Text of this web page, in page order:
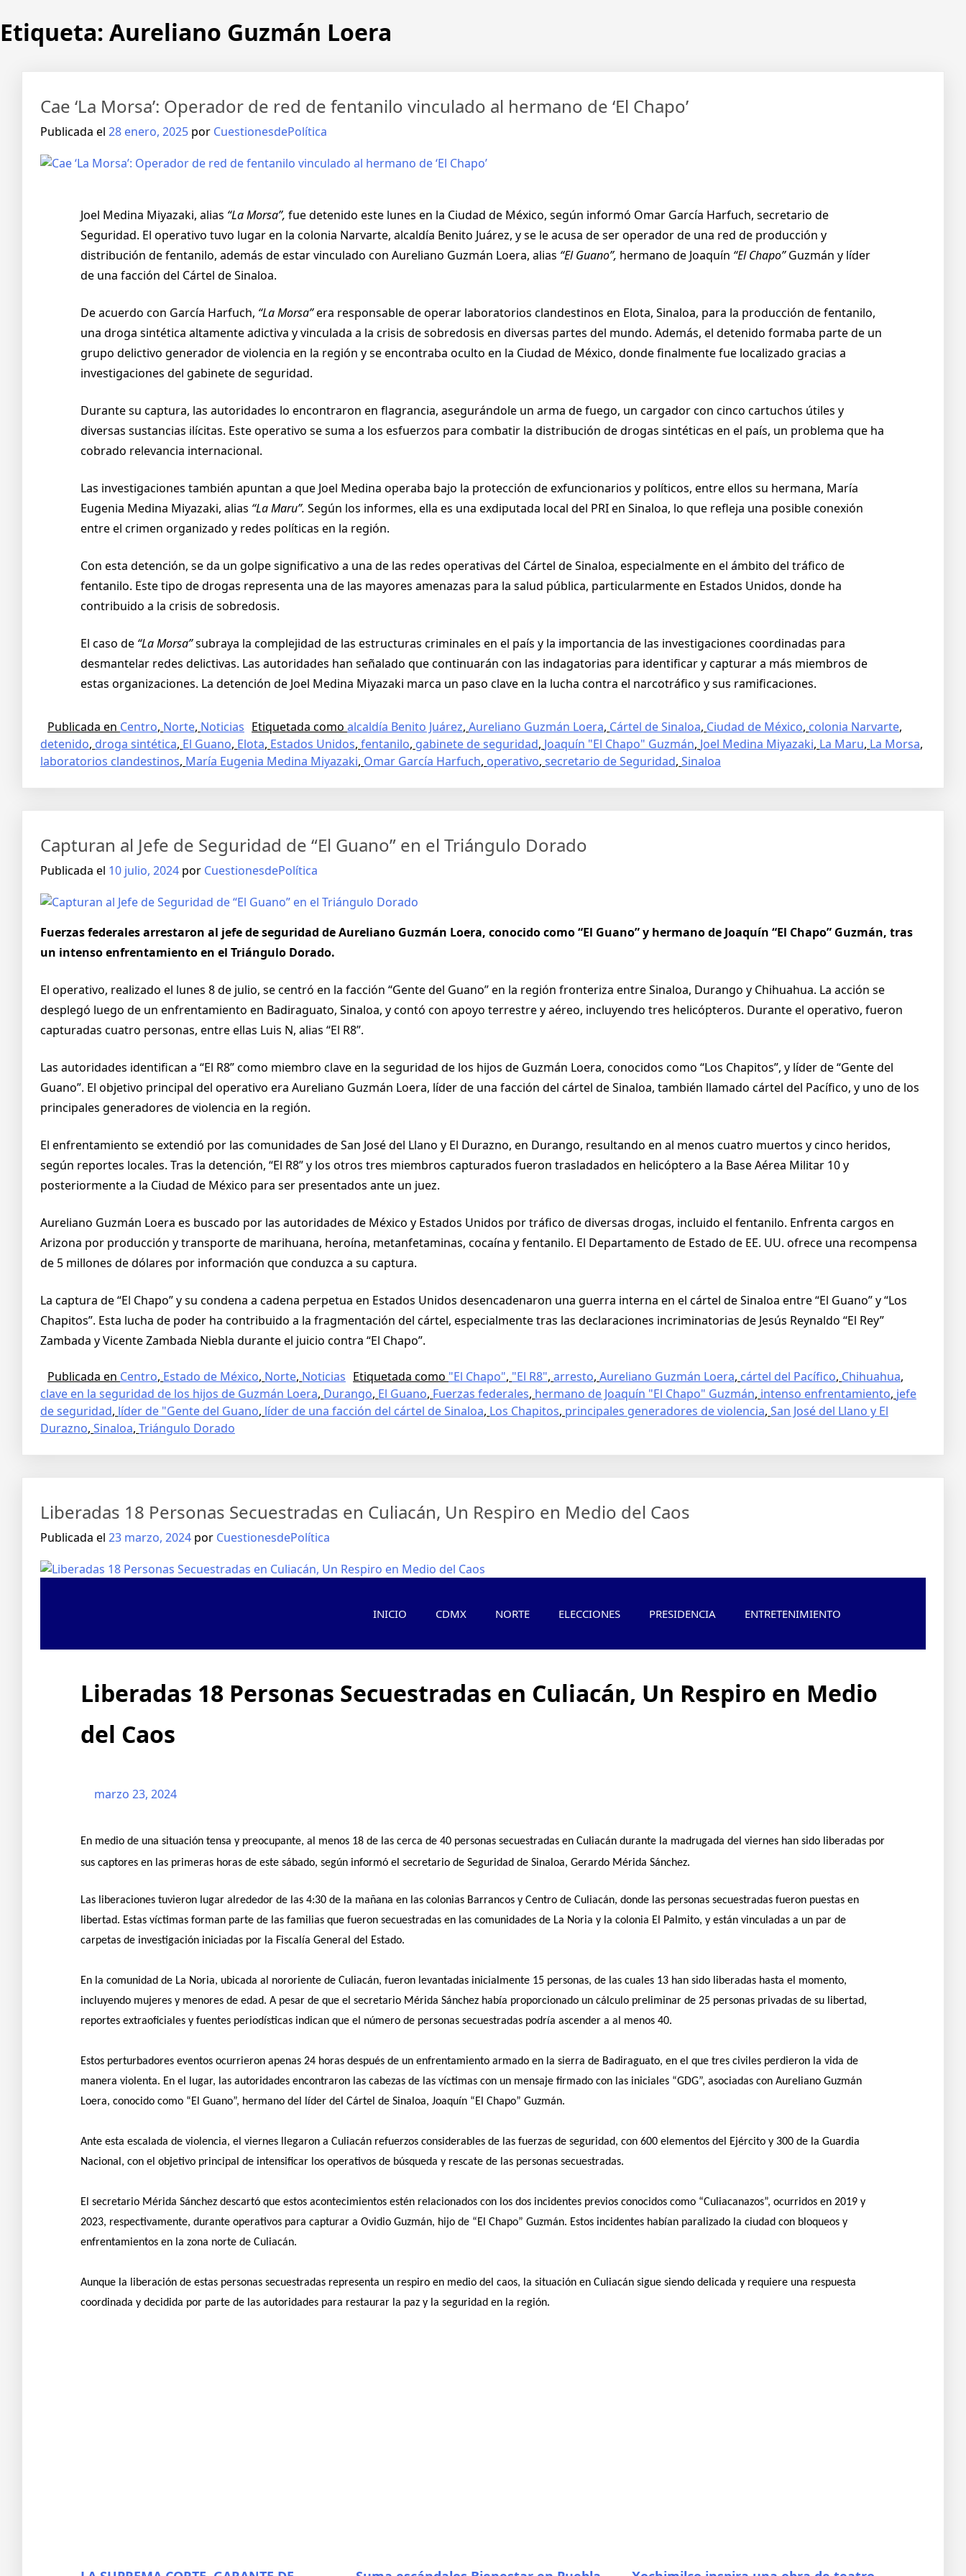
Etiqueta: Aureliano Guzmán Loera
Cae ‘La Morsa’: Operador de red de fentanilo vinculado al hermano de ‘El Chapo’
Publicada el 28 enero, 2025 por CuestionesdePolítica
Joel Medina Miyazaki, alias “La Morsa”, fue detenido este lunes en la Ciudad de México, según informó Omar García Harfuch, secretario de
Seguridad. El operativo tuvo lugar en la colonia Narvarte, alcaldía Benito Juárez, y se le acusa de ser operador de una red de producción y
distribución de fentanilo, además de estar vinculado con Aureliano Guzmán Loera, alias “El Guano”, hermano de Joaquín “El Chapo”Guzmán y líder
de una facción del Cártel de Sinaloa.
De acuerdo con García Harfuch, “La Morsa”era responsable de operar laboratorios clandestinos en Elota, Sinaloa, para la producción de fentanilo,
una droga sintética altamente adictiva y vinculada a la crisis de sobredosis en diversas partes del mundo. Además, el detenido formaba parte de un
grupo delictivo generador de violencia en la región y se encontraba oculto en la Ciudad de México, donde finalmente fue localizado gracias a
investigaciones del gabinete de seguridad.
Durante su captura, las autoridades lo encontraron en flagrancia, asegurándole un arma de fuego, un cargador con cinco cartuchos útiles y
diversas sustancias ilícitas. Este operativo se suma a los esfuerzos para combatir la distribución de drogas sintéticas en el país, un problema que ha
cobrado relevancia internacional.
Las investigaciones también apuntan a que Joel Medina operaba bajo la protección de exfuncionarios y políticos, entre ellos su hermana, María
Eugenia Medina Miyazaki, alias “La Maru”. Según los informes, ella es una exdiputada local del PRI en Sinaloa, lo que refleja una posible conexión
entre el crimen organizado y redes políticas en la región.
Con esta detención, se da un golpe significativo a una de las redes operativas del Cártel de Sinaloa, especialmente en el ámbito del tráfico de
fentanilo. Este tipo de drogas representa una de las mayores amenazas para la salud pública, particularmente en Estados Unidos, donde ha
contribuido a la crisis de sobredosis.
El caso de “La Morsa”subraya la complejidad de las estructuras criminales en el país y la importancia de las investigaciones coordinadas para
desmantelar redes delictivas. Las autoridades han señalado que continuarán con las indagatorias para identificar y capturar a más miembros de
estas organizaciones. La detención de Joel Medina Miyazaki marca un paso clave en la lucha contra el narcotráfico y sus ramificaciones.
Publicada en Centro, Norte, Noticias Etiquetada como alcaldía Benito Juárez, Aureliano Guzmán Loera, Cártel de Sinaloa, Ciudad de México, colonia Narvarte,
detenido, droga sintética, El Guano, Elota, Estados Unidos, fentanilo, gabinete de seguridad, Joaquín "El Chapo" Guzmán, Joel Medina Miyazaki, La Maru, La Morsa,
laboratorios clandestinos, María Eugenia Medina Miyazaki, Omar García Harfuch, operativo, secretario de Seguridad, Sinaloa
Capturan al Jefe de Seguridad de “El Guano” en el Triángulo Dorado
Publicada el 10 julio, 2024 por CuestionesdePolítica
Fuerzas federales arrestaron al jefe de seguridad de Aureliano Guzmán Loera, conocido como “El Guano” y hermano de Joaquín “El Chapo” Guzmán, tras
un intenso enfrentamiento en el Triángulo Dorado.
El operativo, realizado el lunes 8 de julio, se centró en la facción “Gente del Guano” en la región fronteriza entre Sinaloa, Durango y Chihuahua. La acción se
desplegó luego de un enfrentamiento en Badiraguato, Sinaloa, y contó con apoyo terrestre y aéreo, incluyendo tres helicópteros. Durante el operativo, fueron
capturadas cuatro personas, entre ellas Luis N, alias “El R8”.
Las autoridades identifican a “El R8” como miembro clave en la seguridad de los hijos de Guzmán Loera, conocidos como “Los Chapitos”, y líder de “Gente del
Guano”. El objetivo principal del operativo era Aureliano Guzmán Loera, líder de una facción del cártel de Sinaloa, también llamado cártel del Pacífico, y uno de los
principales generadores de violencia en la región.
El enfrentamiento se extendió por las comunidades de San José del Llano y El Durazno, en Durango, resultando en al menos cuatro muertos y cinco heridos,
según reportes locales. Tras la detención, “El R8” y los otros tres miembros capturados fueron trasladados en helicóptero a la Base Aérea Militar 10 y
posteriormente a la Ciudad de México para ser presentados ante un juez.
Aureliano Guzmán Loera es buscado por las autoridades de México y Estados Unidos por tráfico de diversas drogas, incluido el fentanilo. Enfrenta cargos en
Arizona por producción y transporte de marihuana, heroína, metanfetaminas, cocaína y fentanilo. El Departamento de Estado de EE. UU. ofrece una recompensa
de 5 millones de dólares por información que conduzca a su captura.
La captura de “El Chapo” y su condena a cadena perpetua en Estados Unidos desencadenaron una guerra interna en el cártel de Sinaloa entre “El Guano” y “Los
Chapitos”. Esta lucha de poder ha contribuido a la fragmentación del cártel, especialmente tras las declaraciones incriminatorias de Jesús Reynaldo “El Rey”
Zambada y Vicente Zambada Niebla durante el juicio contra “El Chapo”.
Publicada en Centro, Estado de México, Norte, Noticias Etiquetada como "El Chapo", "El R8", arresto, Aureliano Guzmán Loera, cártel del Pacífico, Chihuahua,
clave en la seguridad de los hijos de Guzmán Loera, Durango, El Guano, Fuerzas federales, hermano de Joaquín "El Chapo" Guzmán, intenso enfrentamiento, jefe
de seguridad, líder de "Gente del Guano, líder de una facción del cártel de Sinaloa, Los Chapitos, principales generadores de violencia, San José del Llano y El
Durazno, Sinaloa, Triángulo Dorado
Liberadas 18 Personas Secuestradas en Culiacán, Un Respiro en Medio del Caos
Publicada el 23 marzo, 2024 por CuestionesdePolítica
INICIO CDMX NORTE ELECCIONES PRESIDENCIA ENTRETENIMIENTO
Liberadas 18 Personas Secuestradas en Culiacán, Un Respiro en Medio
del Caos
marzo 23, 2024
En medio de una situación tensa y preocupante, al menos 18 de las cerca de 40 personas secuestradas en Culiacán durante la madrugada del viernes han sido liberadas por
sus captores en las primeras horas de este sábado, según informó el secretario de Seguridad de Sinaloa, Gerardo Mérida Sánchez.
Las liberaciones tuvieron lugar alrededor de las 4:30 de la mañana en las colonias Barrancos y Centro de Culiacán, donde las personas secuestradas fueron puestas en
libertad. Estas víctimas forman parte de las familias que fueron secuestradas en las comunidades de La Noria y la colonia El Palmito, y están vinculadas a un par de
carpetas de investigación iniciadas por la Fiscalía General del Estado.
En la comunidad de La Noria, ubicada al nororiente de Culiacán, fueron levantadas inicialmente 15 personas, de las cuales 13 han sido liberadas hasta el momento,
incluyendo mujeres y menores de edad. A pesar de que el secretario Mérida Sánchez había proporcionado un cálculo preliminar de 25 personas privadas de su libertad,
reportes extraoficiales y fuentes periodísticas indican que el número de personas secuestradas podría ascender a al menos 40.
Estos perturbadores eventos ocurrieron apenas 24 horas después de un enfrentamiento armado en la sierra de Badiraguato, en el que tres civiles perdieron la vida de
manera violenta. En el lugar, las autoridades encontraron las cabezas de las víctimas con un mensaje firmado con las iniciales “GDG”, asociadas con Aureliano Guzmán
Loera, conocido como “El Guano”, hermano del líder del Cártel de Sinaloa, Joaquín “El Chapo” Guzmán.
Ante esta escalada de violencia, el viernes llegaron a Culiacán refuerzos considerables de las fuerzas de seguridad, con 600 elementos del Ejército y 300 de la Guardia
Nacional, con el objetivo principal de intensificar los operativos de búsqueda y rescate de las personas secuestradas.
El secretario Mérida Sánchez descartó que estos acontecimientos estén relacionados con los dos incidentes previos conocidos como “Culiacanazos”, ocurridos en 2019 y
2023, respectivamente, durante operativos para capturar a Ovidio Guzmán, hijo de “El Chapo” Guzmán. Estos incidentes habían paralizado la ciudad con bloqueos y
enfrentamientos en la zona norte de Culiacán.
Aunque la liberación de estas personas secuestradas representa un respiro en medio del caos, la situación en Culiacán sigue siendo delicada y requiere una respuesta
coordinada y decidida por parte de las autoridades para restaurar la paz y la seguridad en la región.